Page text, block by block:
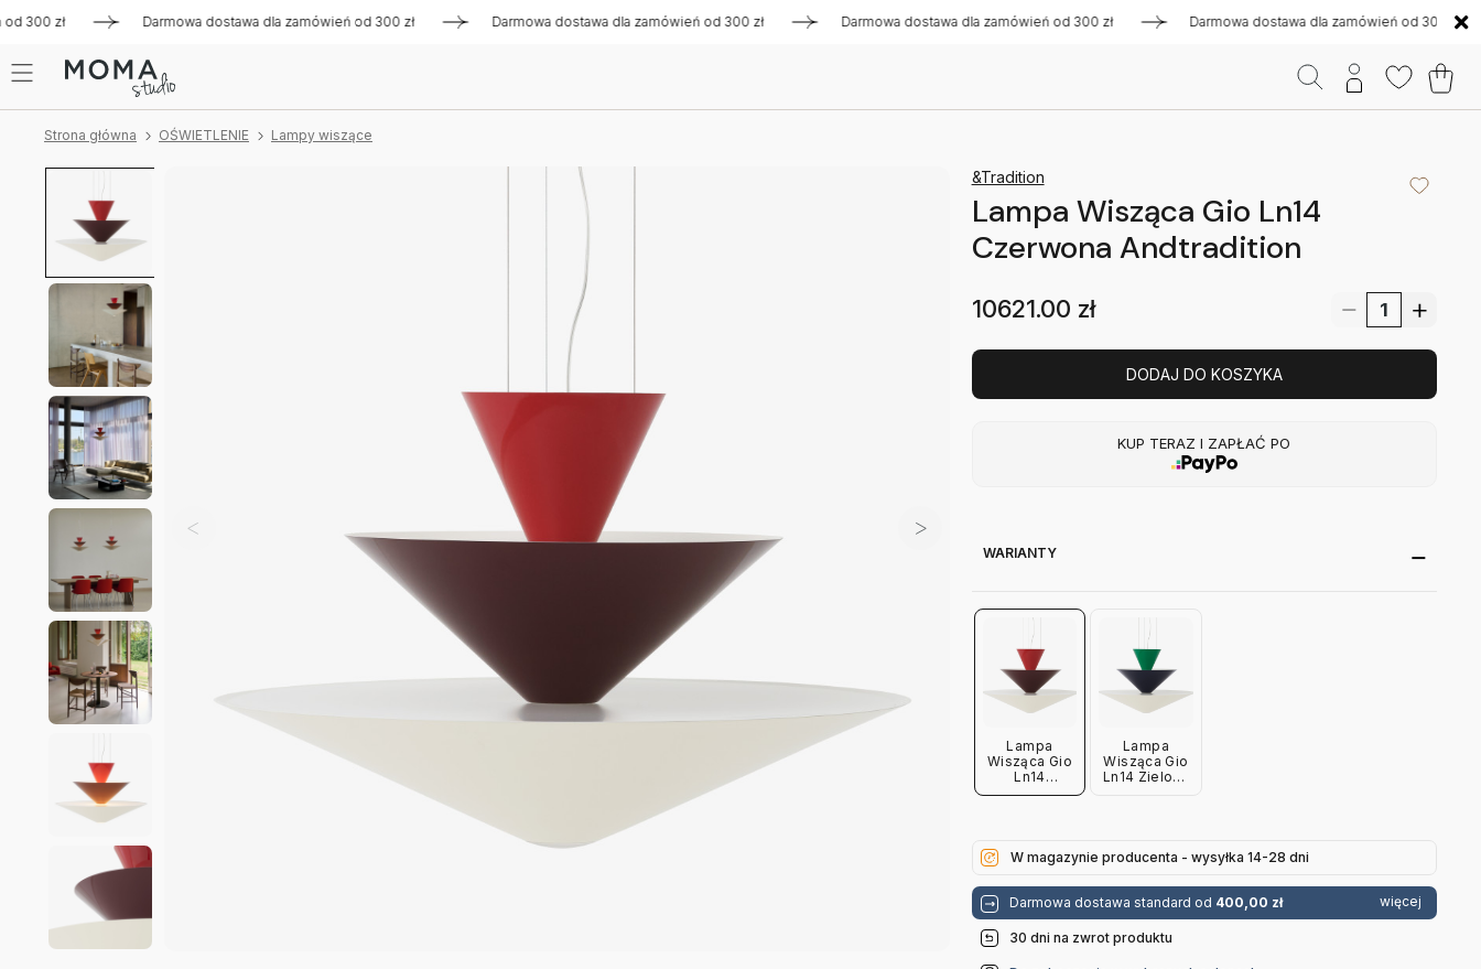
zł Darmowa dostawa dla zamówień od 300 zł Darmowa dostawa dla zamówień od 300 zł Darmowa dostawa dla zamówień od 300 zł Darmowa dostawa dla zamówień od 300 zł
Strona główna OŚWIETLENIE Lampy wiszące
&Tradition
Lampa Wisząca Gio Ln14
Czerwona Andtradition
10621.00 zł
DODAJ DO KOSZYKA
KUP TERAZ I ZAPŁAĆ PO
WARIANTY
Lampa
Wisząca Gio
Ln14
Czerwona
Lampa
Wisząca Gio
Ln14 Zielona
W magazynie producenta - wysyłka 14-28 dni
Darmowa dostawa standard od 400,00 zł więcej
30 dni na zwrot produktu